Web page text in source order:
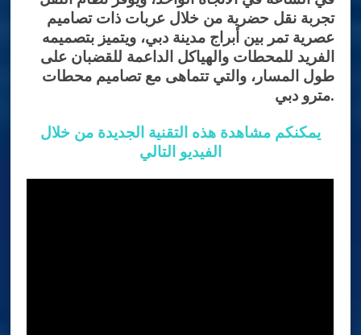
تجربة نقل حضرية من خلال عربات ذات تصاميم
عصرية تمر بين أبراج مدينة دبي، ويتميز بتصميمه
الفريد للمحطات والهياكل الداعمة للقضبان على
طول المسار، والتي تتماهى مع تصاميم محطات
مترو دبي.
يمكنكم مشاهدة هذه التقنية الجديدة من خلال
الفيديو التالي